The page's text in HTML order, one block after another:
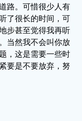
路。可惜很少人有
了很长的时间，可
步甚至觉得我再听
当然我不会叫你放
，这是需要一些时
要是不要放弃，努